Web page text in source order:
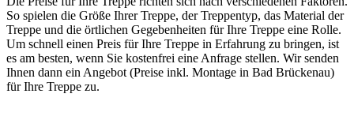
So spielen die Größe Ihrer Treppe, der Treppentyp, das Material der
Treppe und die örtlichen Gegebenheiten für Ihre Treppe eine Rolle.
Um schnell einen Preis für Ihre Treppe in Erfahrung zu bringen, ist
es am besten, wenn Sie kostenfrei eine Anfrage stellen. Wir senden
Ihnen dann ein Angebot (Preise inkl. Montage in Bad Brückenau)
für Ihre Treppe zu.